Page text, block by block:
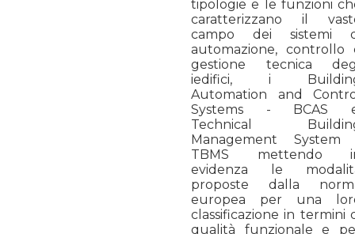
tipologie e le funzioni
caratterizzano il
campo dei sistemi
automazione, controllo
gestione tecnica
iedifici, i
Automation and
Systems - BCAS
Technical
Management System
TBMS mettendo
evidenza le
proposte dalla
europea per una
classificazione in termini
qualità funzionale e